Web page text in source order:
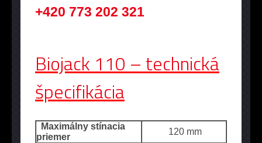
+420 773 202 321
Biojack 110 – technická
špecifikácia
Maximálny stínacia
priemer
120 mm